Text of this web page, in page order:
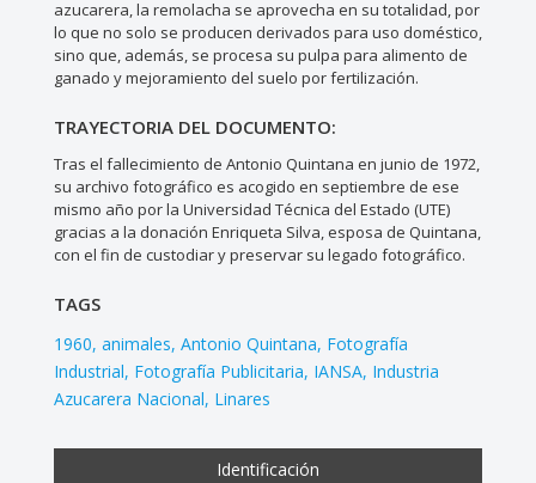
azucarera, la remolacha se aprovecha en su totalidad, por
lo que no solo se producen derivados para uso doméstico,
sino que, además, se procesa su pulpa para alimento de
ganado y mejoramiento del suelo por fertilización.
TRAYECTORIA DEL DOCUMENTO:
Tras el fallecimiento de Antonio Quintana en junio de 1972,
su archivo fotográfico es acogido en septiembre de ese
mismo año por la Universidad Técnica del Estado (UTE)
gracias a la donación Enriqueta Silva, esposa de Quintana,
con el fin de custodiar y preservar su legado fotográfico.
TAGS
1960 animales Antonio Quintana Fotografía
Industrial Fotografía Publicitaria IANSA Industria
Azucarera Nacional Linares
Identificación